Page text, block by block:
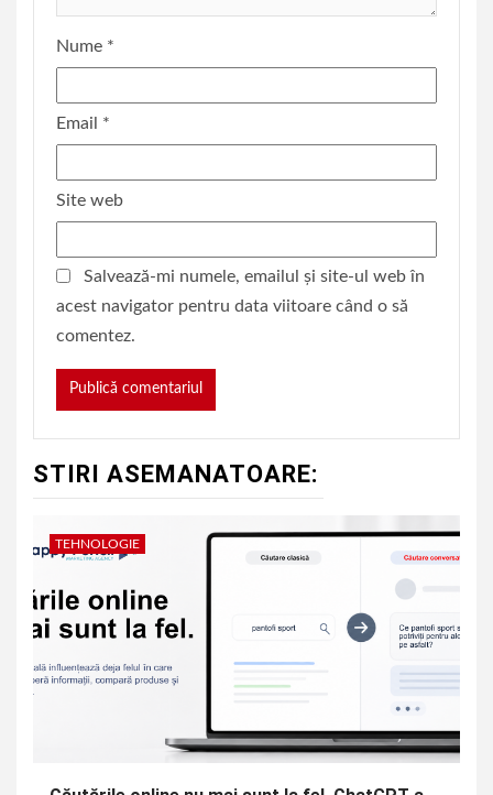
Nume *
Email *
Site web
Salvează-mi numele, emailul și site-ul web în
acest navigator pentru data viitoare când o să
comentez.
STIRI ASEMANATOARE:
TEHNOLOGIE